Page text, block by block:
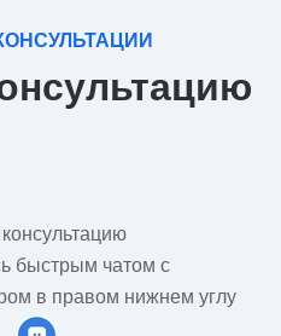
быстрым чатом с
в правом нижнем углу